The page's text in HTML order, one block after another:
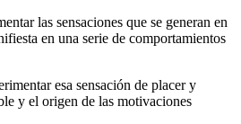
las sensaciones que se generan en
en una serie de comportamientos
esa sensación de placer y
y el origen de las motivaciones